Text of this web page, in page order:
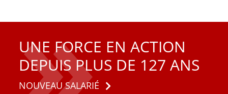
UNE FORCE EN ACTION
DEPUIS PLUS DE 127 ANS
NOUVEAU SALARIÉ